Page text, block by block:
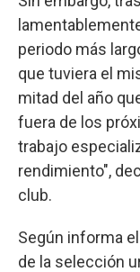
periodo más
que tuviera el
mitad del año
fuera de los
trabajo
rendimiento",
club.
Según informa
de la selección